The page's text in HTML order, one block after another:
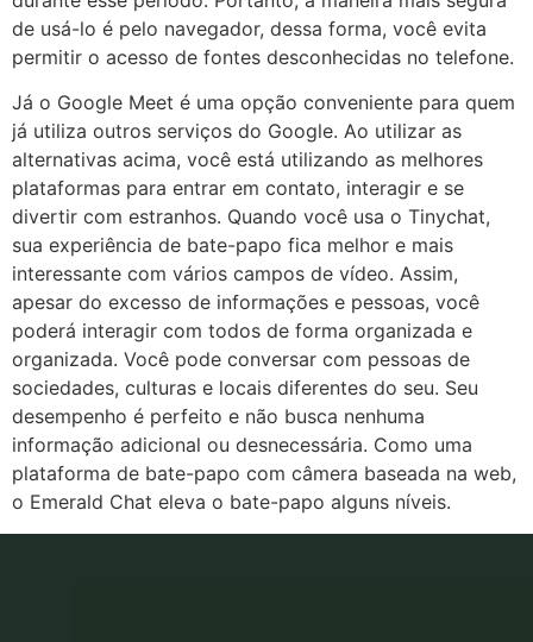
de usá-lo é pelo navegador, dessa forma, você evita
permitir o acesso de fontes desconhecidas no telefone.
Já o Google Meet é uma opção conveniente para quem
já utiliza outros serviços do Google. Ao utilizar as
alternativas acima, você está utilizando as melhores
plataformas para entrar em contato, interagir e se
divertir com estranhos. Quando você usa o Tinychat,
sua experiência de bate-papo fica melhor e mais
interessante com vários campos de vídeo. Assim,
apesar do excesso de informações e pessoas, você
poderá interagir com todos de forma organizada e
organizada. Você pode conversar com pessoas de
sociedades, culturas e locais diferentes do seu. Seu
desempenho é perfeito e não busca nenhuma
informação adicional ou desnecessária. Como uma
plataforma de bate-papo com câmera baseada na web,
o Emerald Chat eleva o bate-papo alguns níveis.